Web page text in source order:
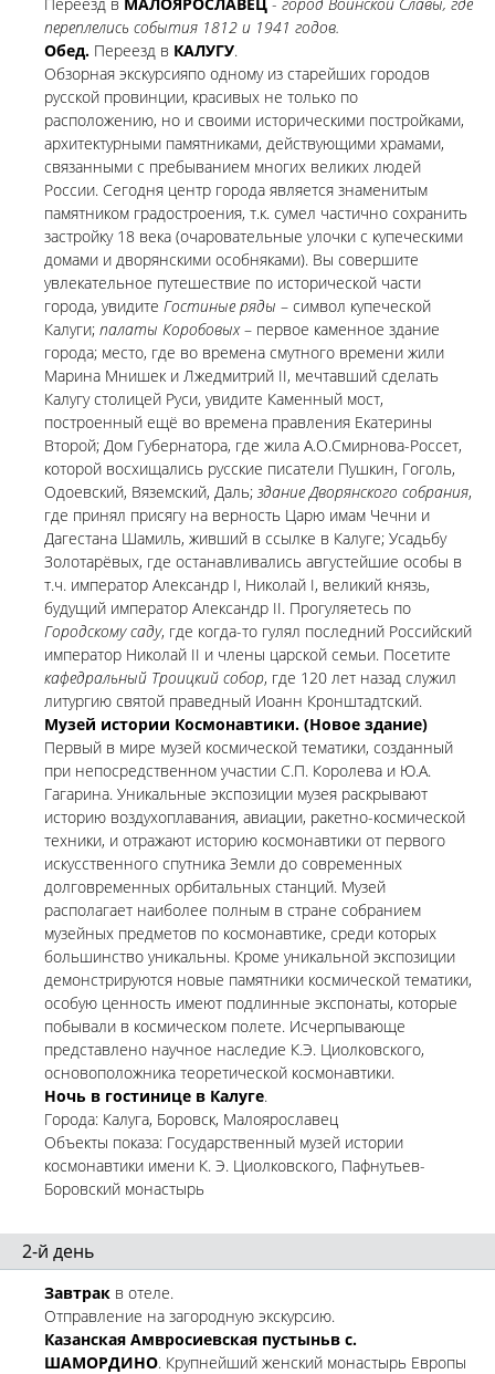
переплелись события 1812 и 1941 годов.
Обед. Переезд в КАЛУГУ.
Обзорная экскурсияпо одному из старейших городов
русской провинции, красивых не только по
расположению, но и своими историческими постройками,
архитектурными памятниками, действующими храмами,
связанными с пребыванием многих великих людей
России. Сегодня центр города является знаменитым
памятником градостроения, т.к. сумел частично сохранить
застройку 18 века (очаровательные улочки с купеческими
домами и дворянскими особняками). Вы совершите
увлекательное путешествие по исторической части
города, увидите Гостиные ряды – символ купеческой
Калуги; палаты Коробовых– первое каменное здание
города; место, где во времена смутного времени жили
Марина Мнишек и Лжедмитрий II, мечтавший сделать
Калугу столицей Руси, увидите Каменный мост,
построенный ещё во времена правления Екатерины
Второй; Дом Губернатора, где жила А.О.Смирнова-Россет,
которой восхищались русские писатели Пушкин, Гоголь,
Одоевский, Вяземский, Даль; здание Дворянского собрания,
где принял присягу на верность Царю имам Чечни и
Дагестана Шамиль, живший в ссылке в Калуге; Усадьбу
Золотарёвых, где останавливались августейшие особы в
т.ч. император Александр I, Николай I, великий князь,
будущий император Александр II. Прогуляетесь по
Городскому саду, где когда-то гулял последний Российский
император Николай II и члены царской семьи. Посетите
кафедральный Троицкий собор, где 120 лет назад служил
литургию святой праведный Иоанн Кронштадтский.
Музей истории Космонавтики. (Новое здание)
Первый в мире музей космической тематики, созданный
при непосредственном участии С.П. Королева и Ю.А.
Гагарина. Уникальные экспозиции музея раскрывают
историю воздухоплавания, авиации, ракетно-космической
техники, и отражают историю космонавтики от первого
искусственного спутника Земли до современных
долговременных орбитальных станций. Музей
располагает наиболее полным в стране собранием
музейных предметов по космонавтике, среди которых
большинство уникальны. Кроме уникальной экспозиции
демонстрируются новые памятники космической тематики,
особую ценность имеют подлинные экспонаты, которые
побывали в космическом полете. Исчерпывающе
представлено научное наследие К.Э. Циолковского,
основоположника теоретической космонавтики.
Ночь в гостинице в Калуге.
Города: Калуга, Боровск, Малоярославец
Объекты показа: Государственный музей истории
космонавтики имени К. Э. Циолковского, Пафнутьев-
Боровский монастырь
2-й день
Завтрак в отеле.
Отправление на загородную экскурсию.
Казанская Амвросиевская пустыньв с.
ШАМОРДИНО. Крупнейший женский монастырь Европы